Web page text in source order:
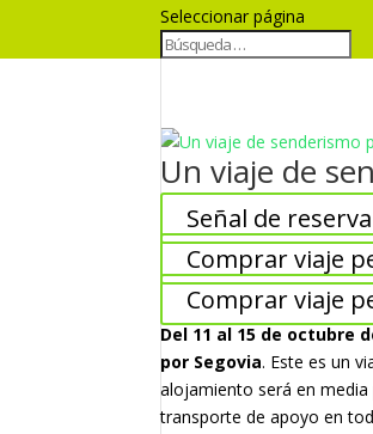
Seleccionar página
Un viaje de
Señal de reserva
Comprar viaje
Comprar viaje
Del 11 al 15 de octubre
por Segovia. Este es un
alojamiento será en media
transporte de apoyo en